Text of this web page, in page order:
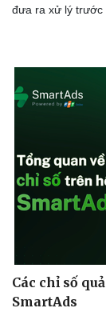
đưa ra xử lý trước
Các chỉ số
SmartAds